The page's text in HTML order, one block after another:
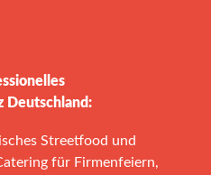
Deutschland:
Streetfood und
für Firmenfeiern,